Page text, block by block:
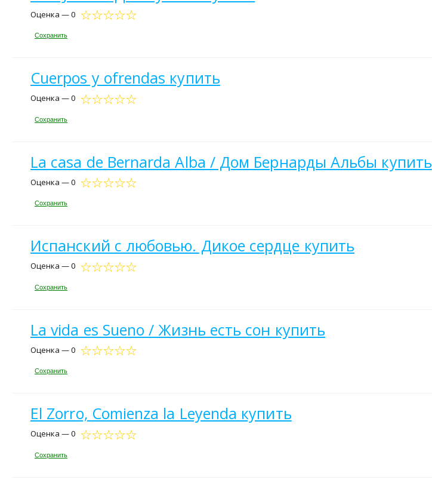
Оценка — 0
Сохранить
Cuerpos y ofrendas купить
Оценка — 0
Сохранить
La casa de Bernarda Alba / Дом Бернарды Альбы купить
Оценка — 0
Сохранить
Испанский с любовью. Дикое сердце купить
Оценка — 0
Сохранить
La vida es Sueno / Жизнь есть сон купить
Оценка — 0
Сохранить
El Zorro, Comienza la Leyenda купить
Оценка — 0
Сохранить